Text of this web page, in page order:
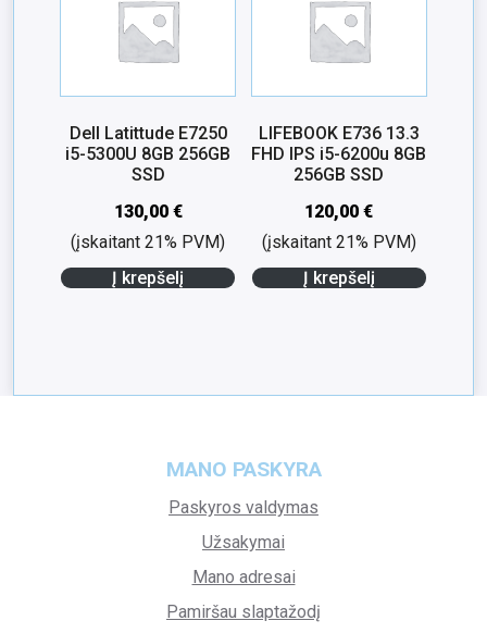
Dell Latittude E7250
i5-5300U 8GB 256GB
SSD
130,00 €
(įskaitant 21% PVM)
Į krepšelį
LIFEBOOK E736 13.3
FHD IPS i5-6200u 8GB
256GB SSD
120,00€
(įskaitant 21% PVM)
Į krepšelį
MANO PASKYRA
Paskyros valdymas
Užsakymai
Mano adresai
Pamiršau slaptažodį